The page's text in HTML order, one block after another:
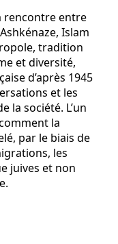
rencontre entre
Islam
tradition
et diversité,
d’après 1945
et les
la société. L’un
la
par le biais de
les
juives et non